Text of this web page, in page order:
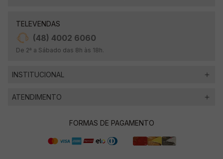
TELEVENDAS
(48) 4002 6060
De 2ª a Sábado das 8h às 18h.
INSTITUCIONAL
ATENDIMENTO
FORMAS DE PAGAMENTO